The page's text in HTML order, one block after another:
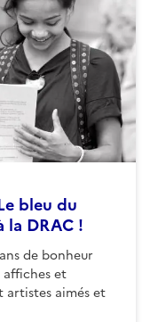
bleu du
la DRAC !
de bonheur
et
artistes aimés et